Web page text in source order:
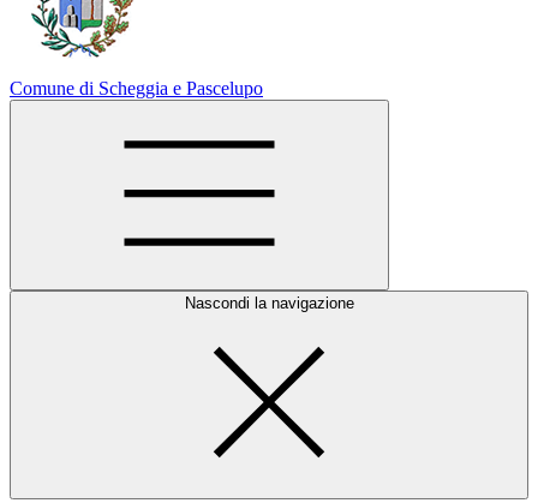
Comune di Scheggia e Pascelupo
Nascondi la navigazione